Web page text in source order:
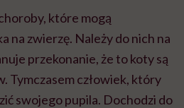
które mogą
na zwierzę. Należy do nich na
przekonanie, że to koty są
Tymczasem człowiek, który
swojego pupila. Dochodzi do